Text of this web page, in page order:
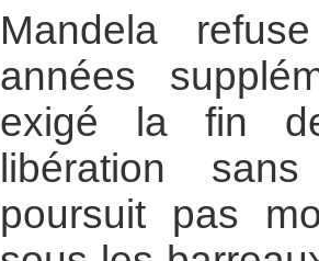
Mandela
années
exigé la fin
libération
poursuit pas